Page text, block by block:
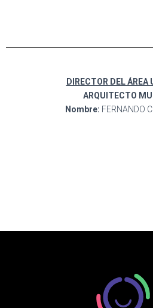
DIRECTOR DEL ÁREA
ARQUITECTO
Nombre: FERNANDO